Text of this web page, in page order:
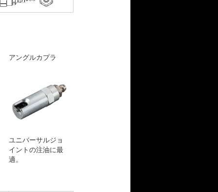
アングルカプラ
ユニバーサルジョ
イントの注油に最
適。